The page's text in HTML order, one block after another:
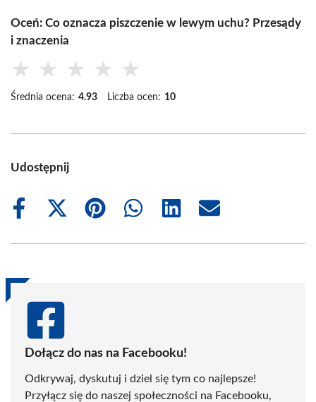
Oceń: Co oznacza piszczenie w lewym uchu? Przesądy
i znaczenia
★ ★ ★ ★ ★
Średnia ocena: 4.93 Liczba ocen: 10
Udostępnij
Share
Share
(Twitter)
Share
Share
Share
Share
Dołącz do nas na Facebooku!
Odkrywaj, dyskutuj i dziel się tym co najlepsze!
Przyłącz się do naszej społeczności na Facebooku,